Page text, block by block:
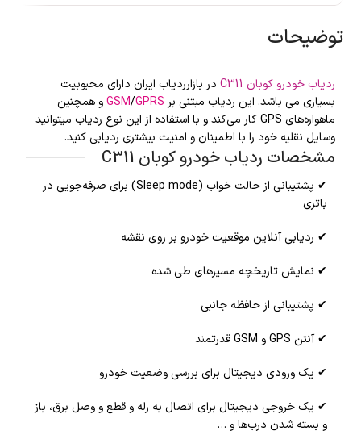
توضیحات
ردیاب خودرو کوبان C311
در بازارردیاب ایران دارای محبوبیت
بسیاری می باشد. این ردیاب مبتنی بر
GSM/GPRS
و همچنین
ماهواره‌های GPS کار می‌کند و با استفاده از این نوع ردیاب میتوانید
وسایل نقلیه خود را با اطمینان و امنیت بیشتری ردیابی کنید.
مشخصات ردیاب خودرو کوبان C311
✔ پشتیبانی از حالت خواب (Sleep mode) برای صرفه‌جویی در
باتری
✔ ردیابی آنلاین موقعیت خودرو بر روی نقشه
✔ نمایش تاریخچه مسیرهای طی شده
✔ پشتیبانی از حافظه جانبی
✔ آنتن GPS و GSM قدرتمند
✔ یک ورودی دیجیتال برای بررسی وضعیت خودرو
✔ یک خروجی دیجیتال برای اتصال به رله و قطع و وصل برق، باز
و بسته شدن درب‌ها و …